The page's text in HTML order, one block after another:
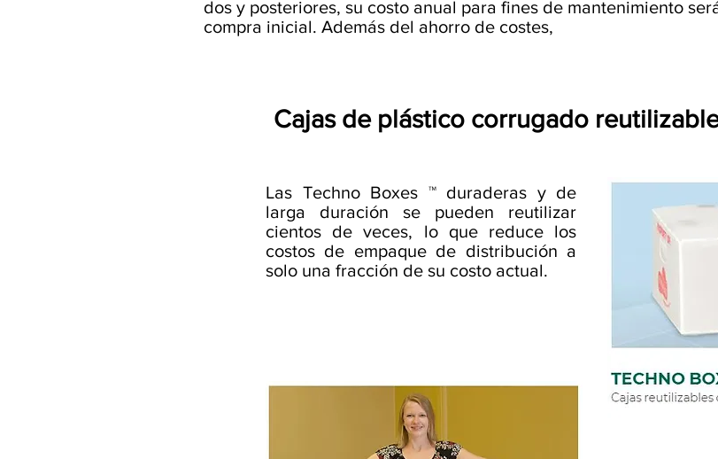
dos y posteriores, su costo anual para fines de mantenimiento
compra inicial. Además del ahorro de costes,
Cajas de plástico corrugado
Las Techno Boxes ™ duraderas y de
larga duración se pueden reutilizar
cientos de veces, lo que reduce los
costos de empaque de distribución a
solo una fracción de su costo actual.